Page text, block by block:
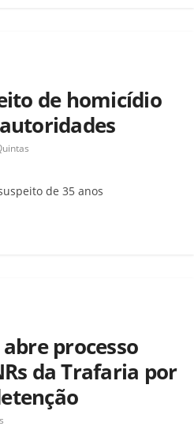
de homicídio
de 35 anos
processo
da Trafaria por